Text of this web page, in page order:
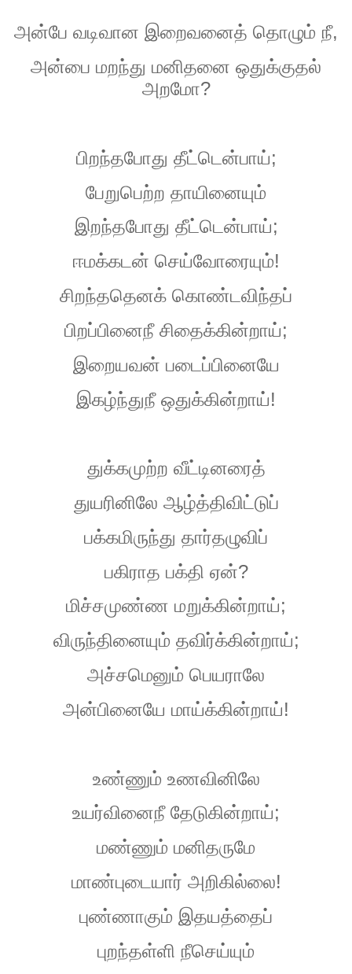
அன்பே வடிவான இறைவனைத் தொழும் நீ,
அன்பை மறந்து மனிதனை ஒதுக்குதல்
அறமோ?
பிறந்தபோது தீட்டென்பாய்;
பேறுபெற்ற தாயினையும்
இறந்தபோது தீட்டென்பாய்;
ஈமக்கடன் செய்வோரையும்!
சிறந்ததெனக் கொண்டவிந்தப்
பிறப்பினைநீ சிதைக்கின்றாய்;
இறையவன் படைப்பினையே
இகழ்ந்துநீ ஒதுக்கின்றாய்!
துக்கமுற்ற வீட்டினரைத்
துயரினிலே ஆழ்த்திவிட்டுப்
பக்கமிருந்து தார்தழுவிப்
பகிராத பக்தி ஏன்?
மிச்சமுண்ண மறுக்கின்றாய்;
விருந்தினையும் தவிர்க்கின்றாய்;
அச்சமெனும் பெயராலே
அன்பினையே மாய்க்கின்றாய்!
உண்ணும் உணவினிலே
உயர்வினைநீ தேடுகின்றாய்;
மண்ணும் மனிதருமே
மாண்புடையார் அறிகில்லை!
புண்ணாகும் இதயத்தைப்
புறந்தள்ளி நீசெய்யும்